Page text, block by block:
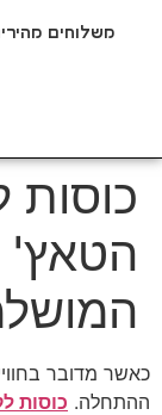
משלוחים
כוסות
הטאץ'
כאשר מדובר
ההתחלה. כוסות